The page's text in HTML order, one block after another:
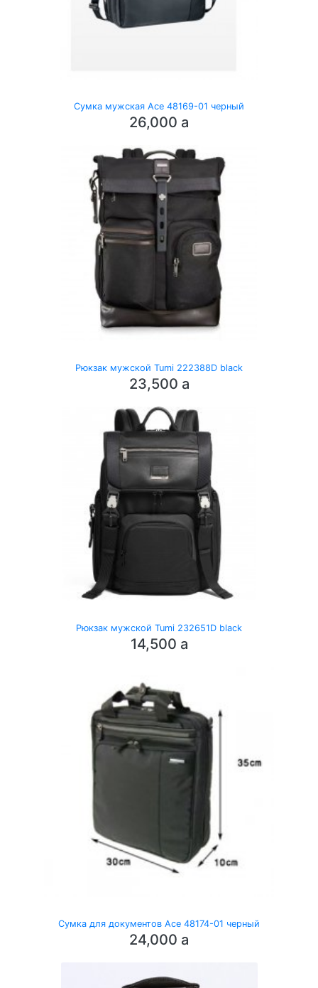
Сумка мужская Ace 48169-01 черный
26,000 a
Рюкзак мужской Tumi 222388D black
23,500 a
Рюкзак мужской Tumi 232651D black
14,500 a
Сумка для документов Ace 48174-01 черный
24,000 a